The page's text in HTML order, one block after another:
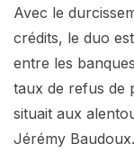
Avec le
crédits, le duo
entre les
taux de refus de
situait aux
Jérémy